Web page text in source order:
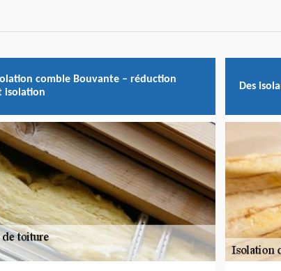
comble Bouvante – réduction
isolation
Des